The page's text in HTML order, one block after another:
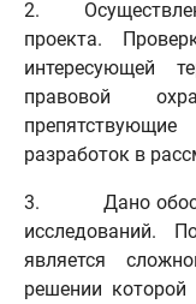
2. Осуществлено
проекта.
интересующей
правовой
разработок в
3. Дано
исследований.
является
решении которой